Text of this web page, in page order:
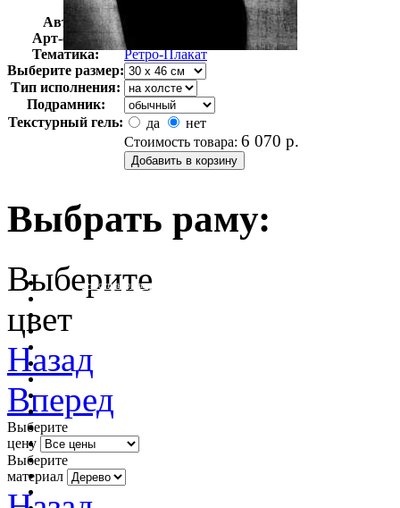
Автор:
Арт-стиль
Ретро-Плакат
Тематика:
Ретро-Плакат
Выберите размер:
Тип исполнения:
Подрамник:
Текстурный гель:
да
нет
Стоимость товара: 6 070 р.
Выбрать раму:
очистить фильтр цвета
Выберите
цвет
Назад
Вперед
Выберите
цену
Выберите
материал